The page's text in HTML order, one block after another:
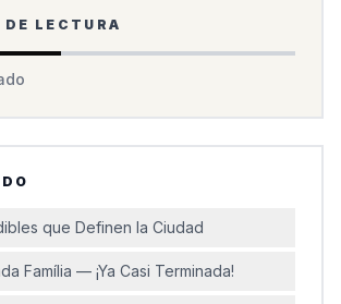
DE LECTURA
que Definen la Ciudad
Família — ¡Ya Casi Terminada!